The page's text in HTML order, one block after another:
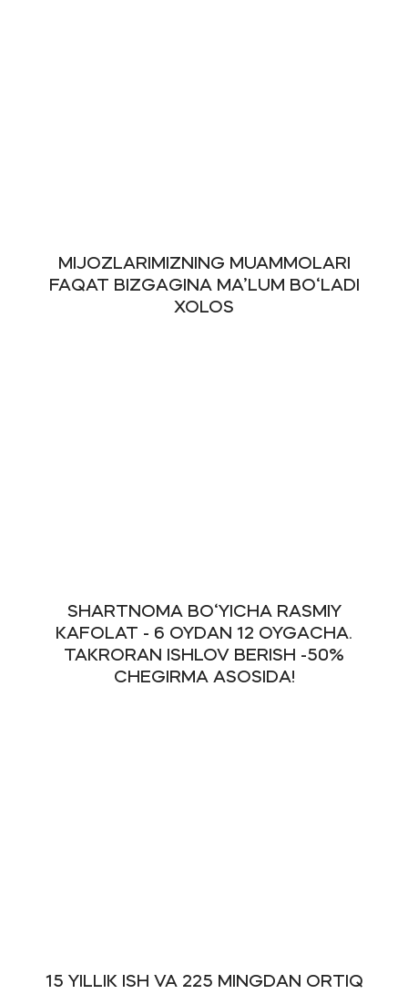
MIJOZLARIMIZNING MUAMMOLARI
FAQAT BIZGAGINA MA’LUM BO‘LADI
XOLOS
SHARTNOMA BO‘YICHA RASMIY
KAFOLAT - 6 OYDAN 12 OYGACHA.
TAKRORAN ISHLOV BERISH -50%
CHEGIRMA ASOSIDA!
15 YILLIK ISH VA 225 MINGDAN ORTIQ